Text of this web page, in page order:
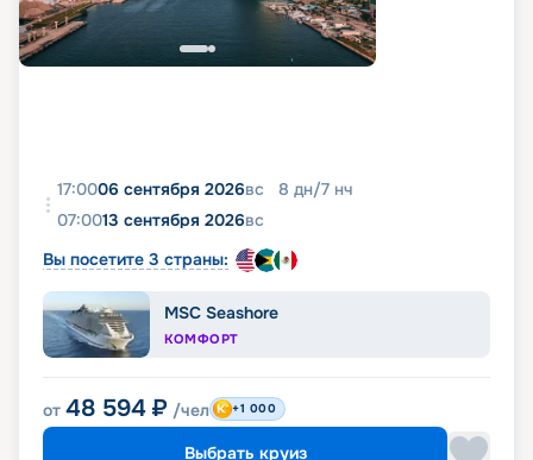
17:0006 сентября 2026вс 8 дн/7 нч
07:0013 сентября 2026вс
Вы посетите 3 страны:
MSC Seashore
КОМФОРТ
от 48 594 ₽ /чел +1 000
Выбрать круиз